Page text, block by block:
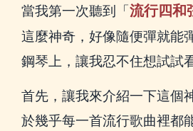
當我第一次聽到「流行四和
這麼神奇，好像隨便彈就能
鋼琴上，讓我忍不住想試試
首先，讓我來介紹一下這個
於幾乎每一首流行歌曲裡都